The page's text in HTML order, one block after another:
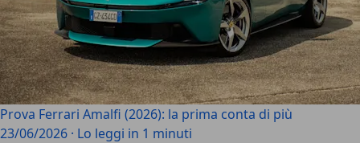
Prova Ferrari Amalfi (2026): la prima conta di più
23/06/2026 · Lo leggi in 1 minuti